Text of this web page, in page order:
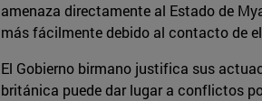
amenaza directamente al Estado de
más fácilmente debido al contacto de
El Gobierno birmano justifica sus
británica puede dar lugar a conflictos